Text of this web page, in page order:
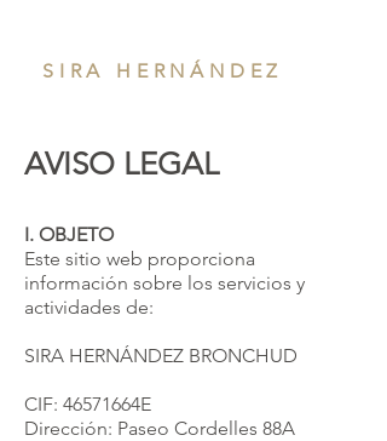
SIRA HERNÁNDEZ
AVISO LEGAL
I. OBJETO
Este sitio web proporciona
información sobre los servicios y
actividades de:
SIRA HERNÁNDEZ BRONCHUD
CIF: 46571664E
Dirección: Paseo Cordelles 88A